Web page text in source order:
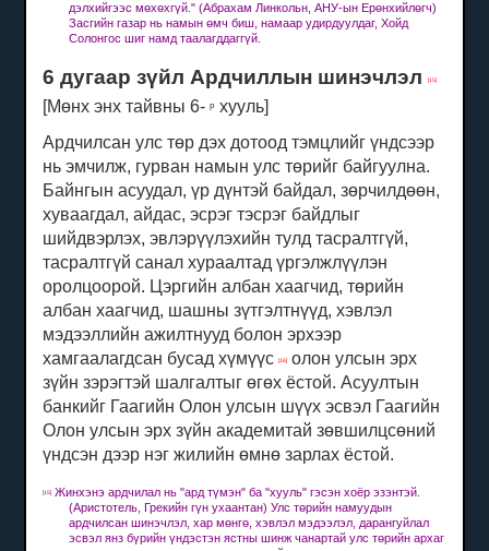
дэлхийгээс мөхөхгүй."(Абрахам Линкольн, АНУ-ын Ерөнхийлөгч)
Засгийн газар нь намын өмч биш, намаар удирдуулдаг, Хойд
Солонгос шиг намд таалагддаггүй.
6 дугаар зүйл Ардчиллын шинэчлэл[15]
[Мөнх энх тайвны 6-р
хууль]
Ардчилсан улс төр дэх дотоод тэмцлийг үндсээр
нь эмчилж, гурван намын улс төрийг байгуулна.
Байнгын асуудал, үр дүнтэй байдал, зөрчилдөөн,
хуваагдал, айдас, эсрэг тэсрэг байдлыг
шийдвэрлэх, эвлэрүүлэхийн тулд тасралтгүй,
тасралтгүй санал хураалтад үргэлжлүүлэн
оролцоорой. Цэргийн албан хаагчид, төрийн
албан хаагчид, шашны зүтгэлтнүүд, хэвлэл
мэдээллийн ажилтнууд болон эрхээр
хамгаалагдсан бусад хүмүүс[16]
олон улсын эрх
зүйн зэрэгтэй шалгалтыг өгөх ёстой.Асуултын
банкийг Гаагийн Олон улсын шүүх эсвэл Гаагийн
Олон улсын эрх зүйн академитай зөвшилцсөний
үндсэн дээр нэг жилийн өмнө зарлах ёстой.
[15]
Жинхэнэ ардчилал нь "ард түмэн" ба "хууль" гэсэн хоёр эзэнтэй.
(Аристотель, Грекийн гүн ухаантан) Улс төрийн намуудын
ардчилсан шинэчлэл, хар мөнгө, хэвлэл мэдээлэл, дарангуйлал
эсвэл янз бүрийн үндэстэн ястны шинж чанартай улс төрийн архаг